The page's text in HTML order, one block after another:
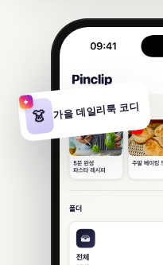
👗
✦ 가을 데일리룩 코디